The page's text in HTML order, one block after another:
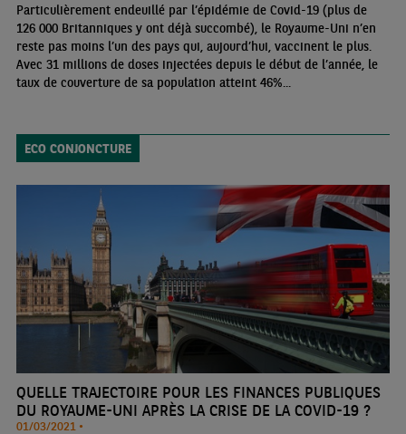
Particulièrement endeuillé par l’épidémie de Covid-19 (plus de
126 000 Britanniques y ont déjà succombé), le Royaume-Uni n’en
reste pas moins l’un des pays qui, aujourd’hui, vaccinent le plus.
Avec 31 millions de doses injectées depuis le début de l’année, le
taux de couverture de sa population atteint 46%...
ECO CONJONCTURE
QUELLE TRAJECTOIRE POUR LES FINANCES PUBLIQUES
DU ROYAUME-UNI APRÈS LA CRISE DE LA COVID-19 ?
01/03/2021 •